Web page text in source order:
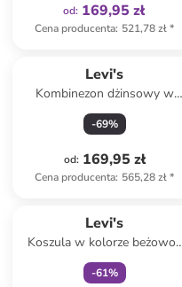
od: 169,95 zł
Cena producenta: 521,78 zł*
Levi's
Kombinezon dżinsowy w
kolorze czarnym
-69%
od: 169,95 zł
Cena producenta: 565,28 zł*
Levi's
Koszula w kolorze beżowo-
białym
-61%